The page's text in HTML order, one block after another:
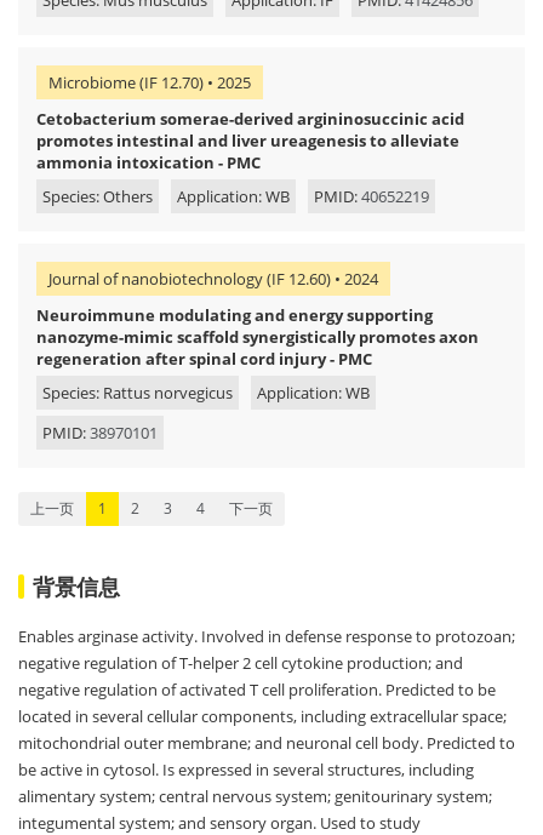
Microbiome (IF 12.70) • 2025
Cetobacterium somerae-derived argininosuccinic acid
promotes intestinal and liver ureagenesis to alleviate
ammonia intoxication - PMC
Species: Others
Application: WB PMID:40652219
Journal of nanobiotechnology (IF 12.60) • 2024
Neuroimmune modulating and energy supporting
nanozyme-mimic scaffold synergistically promotes axon
regeneration after spinal cord injury - PMC
Species: Rattus norvegicus
Application: WB
PMID:38970101
上一页 1 2 3 4 下一页
背景信息
Enables arginase activity. Involved in defense response to protozoan;
negative regulation of T-helper 2 cell cytokine production; and
negative regulation of activated T cell proliferation. Predicted to be
located in several cellular components, including extracellular space;
mitochondrial outer membrane; and neuronal cell body. Predicted to
be active in cytosol. Is expressed in several structures, including
alimentary system; central nervous system; genitourinary system;
integumental system; and sensory organ. Used to study